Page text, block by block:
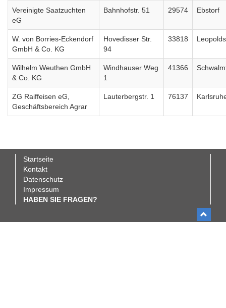
Vereinigte Saatzuchten
eG
Bahnhofstr. 51 29574 Ebstorf
W. von Borries-Eckendorf
GmbH & Co. KG
Hovedisser Str.
94
33818
Wilhelm Weuthen GmbH
& Co. KG
Windhauser Weg
1
41366
ZG Raiffeisen eG,
Geschäftsbereich Agrar
Lauterbergstr. 1 76137
Fußbereichsmenü
Startseite
Kontakt
Datenschutz
Impressum
HABEN SIE FRAGEN?